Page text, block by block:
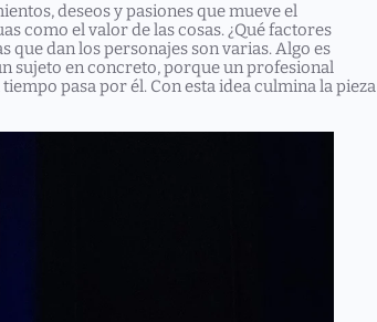
deseos y pasiones que mueve el
como el valor de las cosas. ¿Qué factores
que dan los personajes son varias. Algo es
sujeto en concreto, porque un profesional
pasa por él. Con esta idea culmina la pieza